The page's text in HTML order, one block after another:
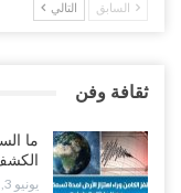
السابق التالي
ثقافة وفن
يونيو 3, 2025